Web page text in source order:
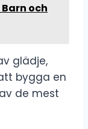
och
glädje,
bygga en
de mest